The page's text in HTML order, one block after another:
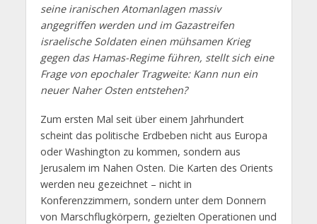
seine iranischen Atomanlagen massiv
angegriffen werden und im Gazastreifen
israelische Soldaten einen mühsamen Krieg
gegen das Hamas-Regime führen, stellt sich eine
Frage von epochaler Tragweite: Kann nun ein
neuer Naher Osten entstehen?
Zum ersten Mal seit über einem Jahrhundert
scheint das politische Erdbeben nicht aus Europa
oder Washington zu kommen, sondern aus
Jerusalem im Nahen Osten. Die Karten des Orients
werden neu gezeichnet – nicht in
Konferenzzimmern, sondern unter dem Donnern
von Marschflugkörpern, gezielten Operationen und